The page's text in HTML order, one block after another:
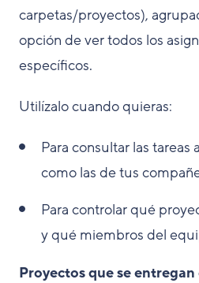
carpetas/proyectos),
opción de ver todos los
específicos.
Utilízalo cuando quieras:
Para consultar las tareas
como las de tus
Para controlar qué
y qué miembros del
Proyectos que se entregan